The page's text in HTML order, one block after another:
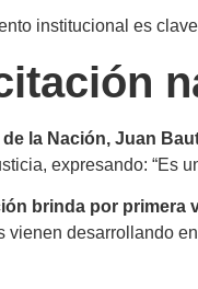
institucional es
la Nación, Juan
expresando: “Es
brinda por primera
desarrollando